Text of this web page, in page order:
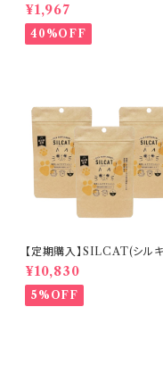
ドッグヴォイス ダイエタリ
00g
¥1,967
40%OFF
【定期購入】SILCAT(シルキ
ト)猫用 ３０包×３カ月分
け付 送料無料 腎臓ケア
臓病 デトックス【送料無料】
¥10,830
5%OFF